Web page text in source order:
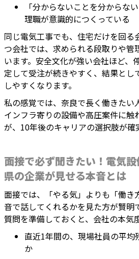
「分からないことを分からな
理職が意識的につくっている
同じ電気工事でも、住宅だけを回る
つ会社では、求められる段取りや管
います。安全文化が強い会社ほど、
定して受注が続きやすく、結果とし
しやすくなります。
私の感覚では、奈良で長く働きたい
インフラ寄りの設備や高圧案件に触
が、10年後のキャリアの選択肢が確
面接で必ず聞きたい！電気
県の企業が見せる本音とは
面接では、「やる気」よりも「働き
音で話してくれるかを見た方が賢明
質問を準備しておくと、会社の本気
直近1年間の、現場社員の平均
か